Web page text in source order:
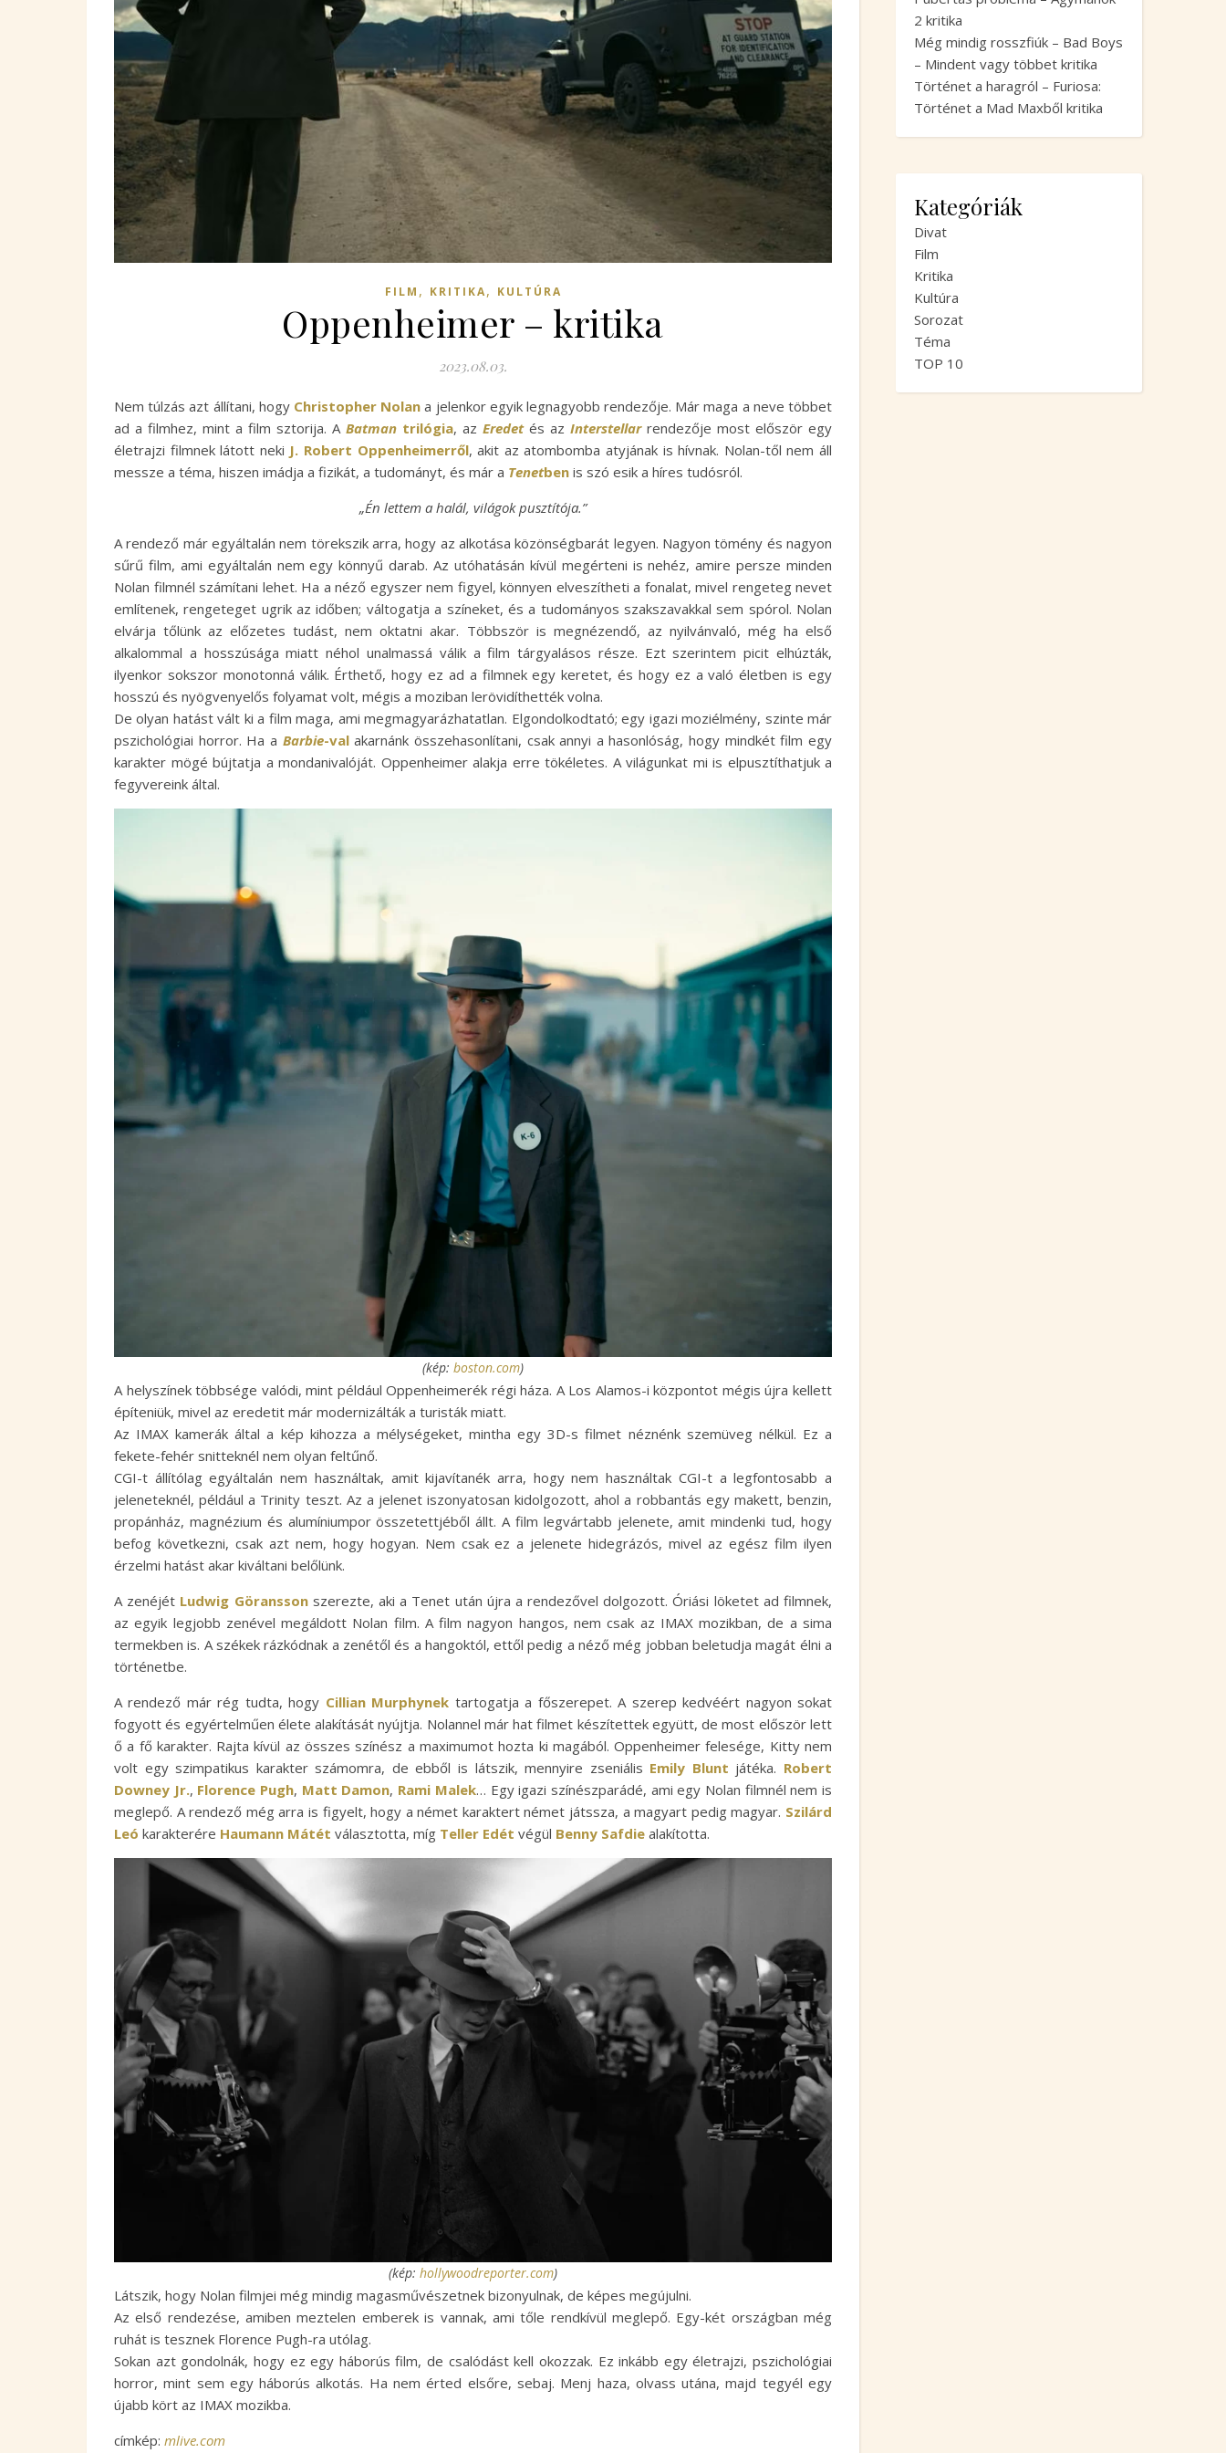
FILM , KRITIKA, KULTÚRA
Oppenheimer – kritika
2023.08.03.
Nem túlzás azt állítani, hogy Christopher Nolan a jelenkor egyik legnagyobb rendezője. Már maga a neve többet
ad a filmhez, mint a film sztorija. A Batman trilógia, az Eredetés az Interstellarrendezője most először egy
életrajzi filmnek látott neki J. Robert Oppenheimerről, akit az atombomba atyjának is hívnak. Nolan-től nem áll
messze a téma, hiszen imádja a fizikát, a tudományt, és már a Tenetben is szó esik a híres tudósról.
„Én lettem a halál, világok pusztítója.”
A rendező már egyáltalán nem törekszik arra, hogy az alkotása közönségbarát legyen. Nagyon tömény és nagyon
sűrű film, ami egyáltalán nem egy könnyű darab. Az utóhatásán kívül megérteni is nehéz, amire persze minden
Nolan filmnél számítani lehet. Ha a néző egyszer nem figyel, könnyen elveszítheti a fonalat, mivel rengeteg nevet
említenek, rengeteget ugrik az időben; váltogatja a színeket, és a tudományos szakszavakkal sem spórol. Nolan
elvárja tőlünk az előzetes tudást, nem oktatni akar. Többször is megnézendő, az nyilvánvaló, még ha első
alkalommal a hosszúsága miatt néhol unalmassá válik a film tárgyalásos része. Ezt szerintem picit elhúzták,
ilyenkor sokszor monotonná válik. Érthető, hogy ez ad a filmnek egy keretet, és hogy ez a való életben is egy
hosszú és nyögvenyelős folyamat volt, mégis a moziban lerövidíthették volna.
De olyan hatást vált ki a film maga, ami megmagyarázhatatlan. Elgondolkodtató; egy igazi moziélmény, szinte már
pszichológiai horror. Ha a Barbie-valakarnánk összehasonlítani, csak annyi a hasonlóság, hogy mindkét film egy
karakter mögé bújtatja a mondanivalóját. Oppenheimer alakja erre tökéletes. A világunkat mi is elpusztíthatjuk a
fegyvereink által.
(kép: boston.com)
A helyszínek többsége valódi, mint például Oppenheimerék régi háza. A Los Alamos-i központot mégis újra kellett
építeniük, mivel az eredetit már modernizálták a turisták miatt.
Az IMAX kamerák által a kép kihozza a mélységeket, mintha egy 3D-s filmet néznénk szemüveg nélkül. Ez a
fekete-fehér snitteknél nem olyan feltűnő.
CGI-t állítólag egyáltalán nem használtak, amit kijavítanék arra, hogy nem használtak CGI-t a legfontosabb a
jeleneteknél, például a Trinity teszt. Az a jelenet iszonyatosan kidolgozott, ahol a robbantás egy makett, benzin,
propánház, magnézium és alumíniumpor összetettjéből állt. A film legvártabb jelenete, amit mindenki tud, hogy
befog következni, csak azt nem, hogy hogyan. Nem csak ez a jelenete hidegrázós, mivel az egész film ilyen
érzelmi hatást akar kiváltani belőlünk.
A zenéjét Ludwig Göranssonszerezte, aki a Tenet után újra a rendezővel dolgozott. Óriási löketet ad filmnek,
az egyik legjobb zenével megáldott Nolan film. A film nagyon hangos, nem csak az IMAX mozikban, de a sima
termekben is. A székek rázkódnak a zenétől és a hangoktól, ettől pedig a néző még jobban beletudja magát élni a
történetbe.
A rendező már rég tudta, hogy Cillian Murphynek tartogatja a főszerepet. A szerep kedvéért nagyon sokat
fogyott és egyértelműen élete alakítását nyújtja. Nolannel már hat filmet készítettek együtt, de most először lett
ő a fő karakter. Rajta kívül az összes színész a maximumot hozta ki magából. Oppenheimer felesége, Kitty nem
volt egy szimpatikus karakter számomra, de ebből is látszik, mennyire zseniális Emily Blunt játéka. Robert
Downey Jr., Florence Pugh, Matt Damon, Rami Malek… Egy igazi színészparádé, ami egy Nolan filmnél nem is
meglepő. A rendező még arra is figyelt, hogy a német karaktert német játssza, a magyart pedig magyar. Szilárd
Leó karakterére Haumann Mátét választotta, míg Teller Edét végül Benny Safdie alakította.
(kép: hollywoodreporter.com)
Látszik, hogy Nolan filmjei még mindig magasművészetnek bizonyulnak, de képes megújulni.
Az első rendezése, amiben meztelen emberek is vannak, ami tőle rendkívül meglepő. Egy-két országban még
ruhát is tesznek Florence Pugh-ra utólag.
Sokan azt gondolnák, hogy ez egy háborús film, de csalódást kell okozzak. Ez inkább egy életrajzi, pszichológiai
horror, mint sem egy háborús alkotás. Ha nem érted elsőre, sebaj. Menj haza, olvass utána, majd tegyél egy
újabb kört az IMAX mozikba.
címkép: mlive.com
2 kritika
Még mindig rosszfiúk – Bad Boys
– Mindent vagy többet kritika
Történet a haragról – Furiosa:
Történet a Mad Maxből kritika
Kategóriák
Divat
Film
Kritika
Kultúra
Sorozat
Téma
TOP 10